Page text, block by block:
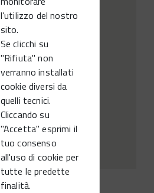
l’utilizzo del nostro
sito.
Se clicchi su
"Rifiuta" non
verranno installati
cookie diversi da
quelli tecnici.
Cliccando su
"Accetta" esprimi il
tuo consenso
all'uso di cookie per
tutte le predette
finalità.